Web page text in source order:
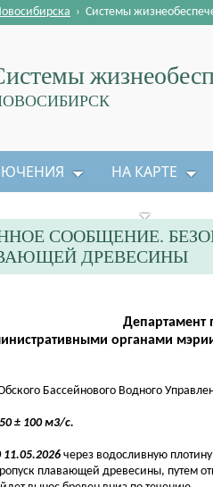
› Системы
НА КАРТЕ
СООБЩЕНИЕ.
ДРЕВЕСИНЫ
Департамент
органами
Бассейнового Водного
± 100 м3/с.
через водосливную
плавающей древесины, путем